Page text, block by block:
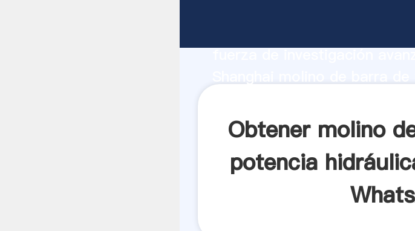
clientes.
Obtener molino
potencia